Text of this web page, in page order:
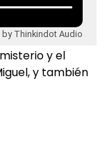
by Thinkindot Audio
y el
y también